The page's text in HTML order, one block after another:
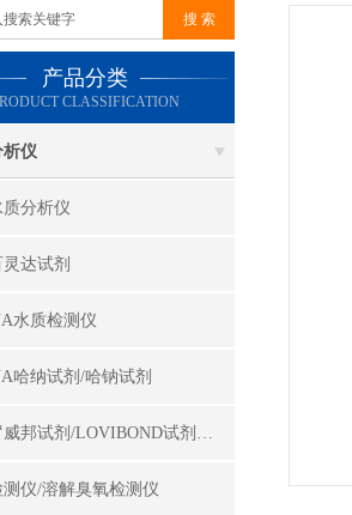
产品分类
CLASSIFICATION
析仪
分析仪
达试剂
水质检测仪
哈纳试剂/哈钠试剂
德国罗威邦试剂/LOVIBOND试剂/罗威邦试剂
仪/溶解臭氧检测仪